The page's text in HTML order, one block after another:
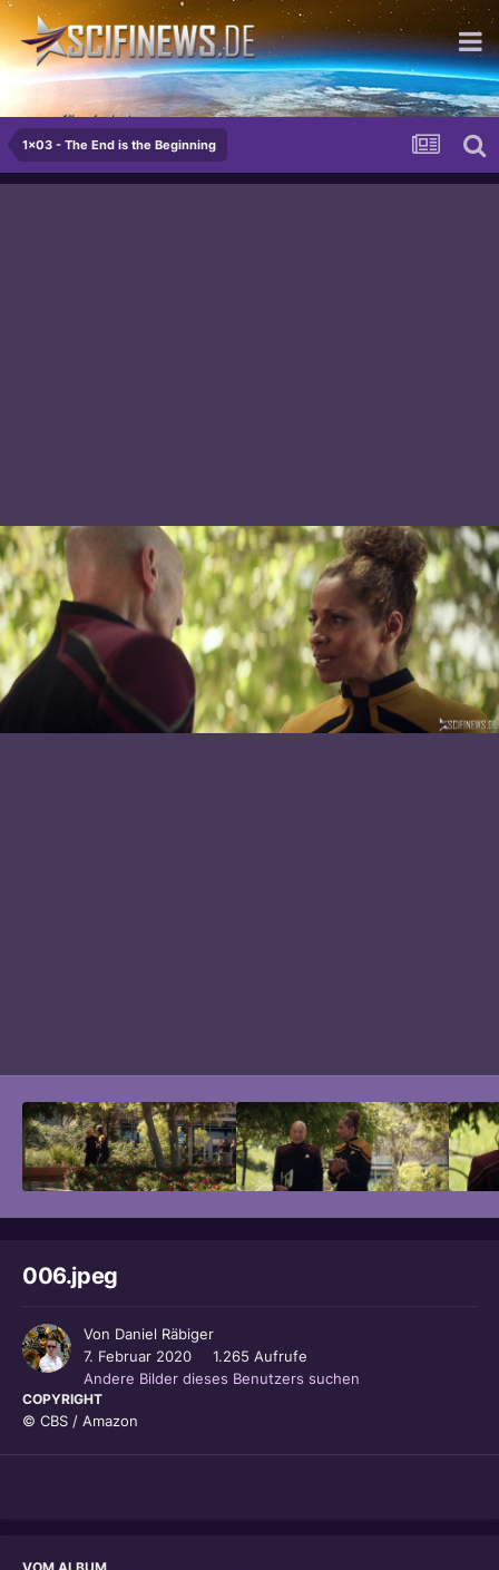
was für ein Leben...
1x03 - The End is the Beginning
006.jpeg
Von Daniel Räbiger
7. Februar 2020
1.265 Aufrufe
Andere Bilder dieses Benutzers suchen
COPYRIGHT
© CBS / Amazon